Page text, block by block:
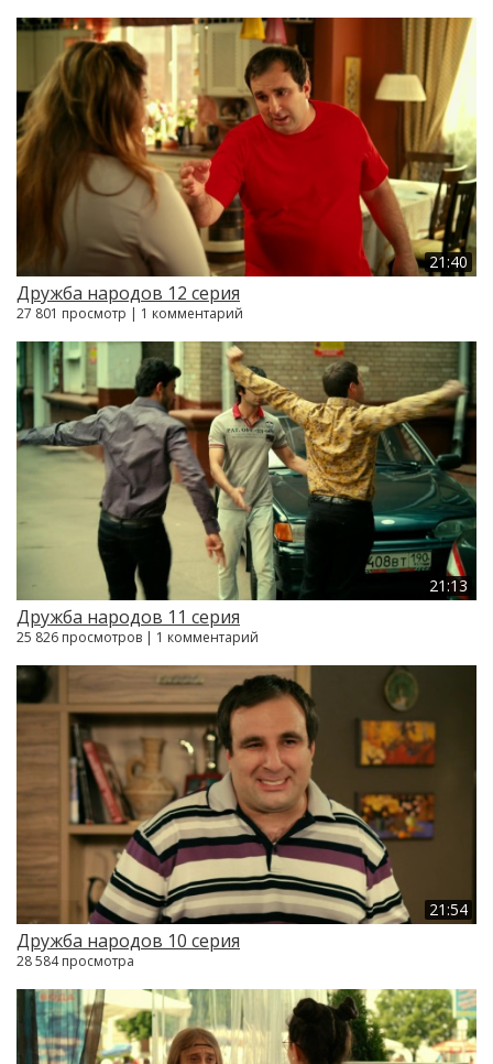
21:40
Дружба народов 12 серия
27 801 просмотр | 1 комментарий
21:13
Дружба народов 11 серия
25 826 просмотров | 1 комментарий
21:54
Дружба народов 10 серия
28 584 просмотра